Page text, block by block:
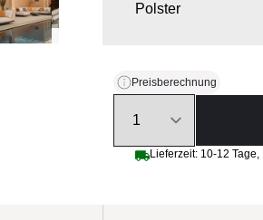
Polster
Preisberechnung
Lieferzeit: 10-12 Tage,